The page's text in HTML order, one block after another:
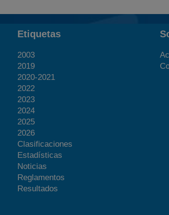
Etiquetas
2003
2019
2020-2021
2022
2023
2024
2025
2026
Clasificaciones
Estadísticas
Noticias
Reglamentos
Resultados